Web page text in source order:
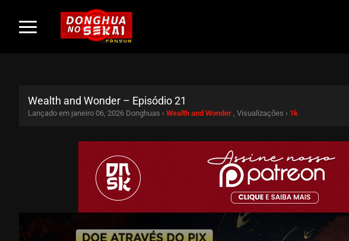
Wealth and Wonder – Episódio 21
Lançado em janeiro 06, 2026 Donghuas › Wealth and Wonder , Visualizações › 1k